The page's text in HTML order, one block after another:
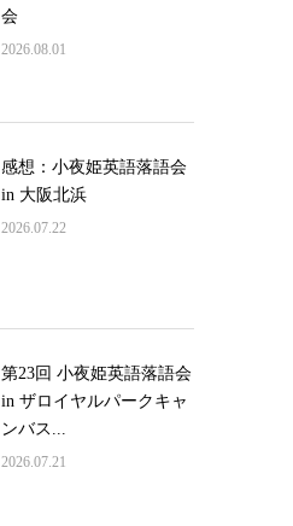
会
2026.08.01
感想：小夜姫英語落語会
in 大阪北浜
2026.07.22
第23回 小夜姫英語落語会
in ザロイヤルパークキャ
ンバス...
2026.07.21